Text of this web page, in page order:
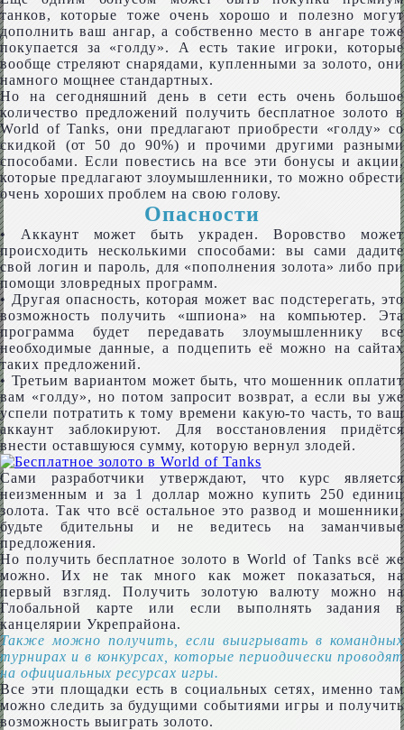
танков, которые тоже очень хорошо и полезно могут
дополнить ваш ангар, а собственно место в ангаре тоже
покупается за «голду». А есть такие игроки, которые
вообще стреляют снарядами, купленными за золото, они
намного мощнее стандартных.
Но на сегодняшний день в сети есть очень большое
количество предложений получить бесплатное золото в
World of Tanks, они предлагают приобрести «голду» со
скидкой (от 50 до 90%) и прочими другими разными
способами. Если повестись на все эти бонусы и акции,
которые предлагают злоумышленники, то можно обрести
очень хороших проблем на свою голову.
Опасности
• Аккаунт может быть украден. Воровство может
происходить несколькими способами: вы сами дадите
свой логин и пароль, для «пополнения золота» либо при
помощи зловредных программ.
• Другая опасность, которая может вас подстерегать, это
возможность получить «шпиона» на компьютер. Эта
программа будет передавать злоумышленнику все
необходимые данные, а подцепить её можно на сайтах
таких предложений.
• Третьим вариантом может быть, что мошенник оплатит
вам «голду», но потом запросит возврат, а если вы уже
успели потратить к тому времени какую-то часть, то ваш
аккаунт заблокируют. Для восстановления придётся
внести оставшуюся сумму, которую вернул злодей.
Сами разработчики утверждают, что курс является
неизменным и за 1 доллар можно купить 250 единиц
золота. Так что всё остальное это развод и мошенники,
будьте бдительны и не ведитесь на заманчивые
предложения.
Но получить бесплатное золото в World of Tanks всё же
можно. Их не так много как может показаться, на
первый взгляд. Получить золотую валюту можно на
Глобальной карте или если выполнять задания в
канцелярии Укрепрайона.
Также можно получить, если выигрывать в командных
турнирах и в конкурсах, которые периодически проводят
на официальных ресурсах игры.
Все эти площадки есть в социальных сетях, именно там
можно следить за будущими событиями игры и получить
возможность выиграть золото.